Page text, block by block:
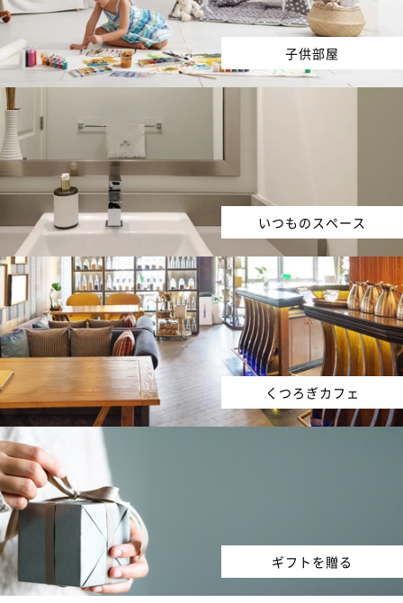
子供部屋
いつものスペース
くつろぎカフェ
ギフトを贈る